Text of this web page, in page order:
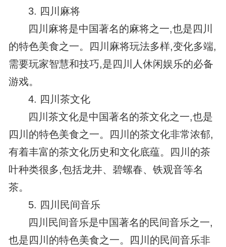
3. 四川麻将
四川麻将是中国著名的麻将之一,也是四川
的特色美食之一。四川麻将玩法多样,变化多端,
需要玩家智慧和技巧,是四川人休闲娱乐的必备
游戏。
4. 四川茶文化
四川茶文化是中国著名的茶文化之一,也是
四川的特色美食之一。四川的茶文化非常浓郁,
有着丰富的茶文化历史和文化底蕴。四川的茶
叶种类很多,包括龙井、碧螺春、铁观音等名
茶。
5. 四川民间音乐
四川民间音乐是中国著名的民间音乐之一,
也是四川的特色美食之一。四川的民间音乐非